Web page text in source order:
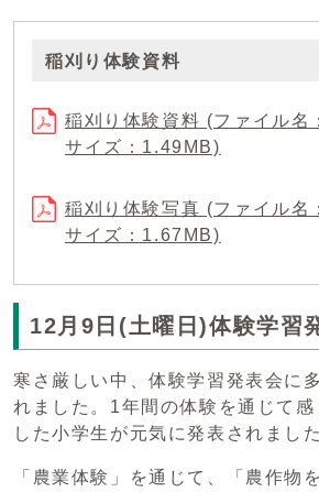
稲刈り体験資料
稲刈り体験資料 (ファイル
サイズ：1.49MB)
稲刈り体験写真 (ファイル
サイズ：1.67MB)
12月9日(土曜日)体験学習
寒さ厳しい中、体験学習発表会に
れました。1年間の体験を通じて
した小学生が元気に発表されました
「農業体験」を通じて、「農作物